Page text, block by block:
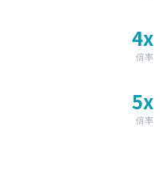
4x
倍率
5x
倍率